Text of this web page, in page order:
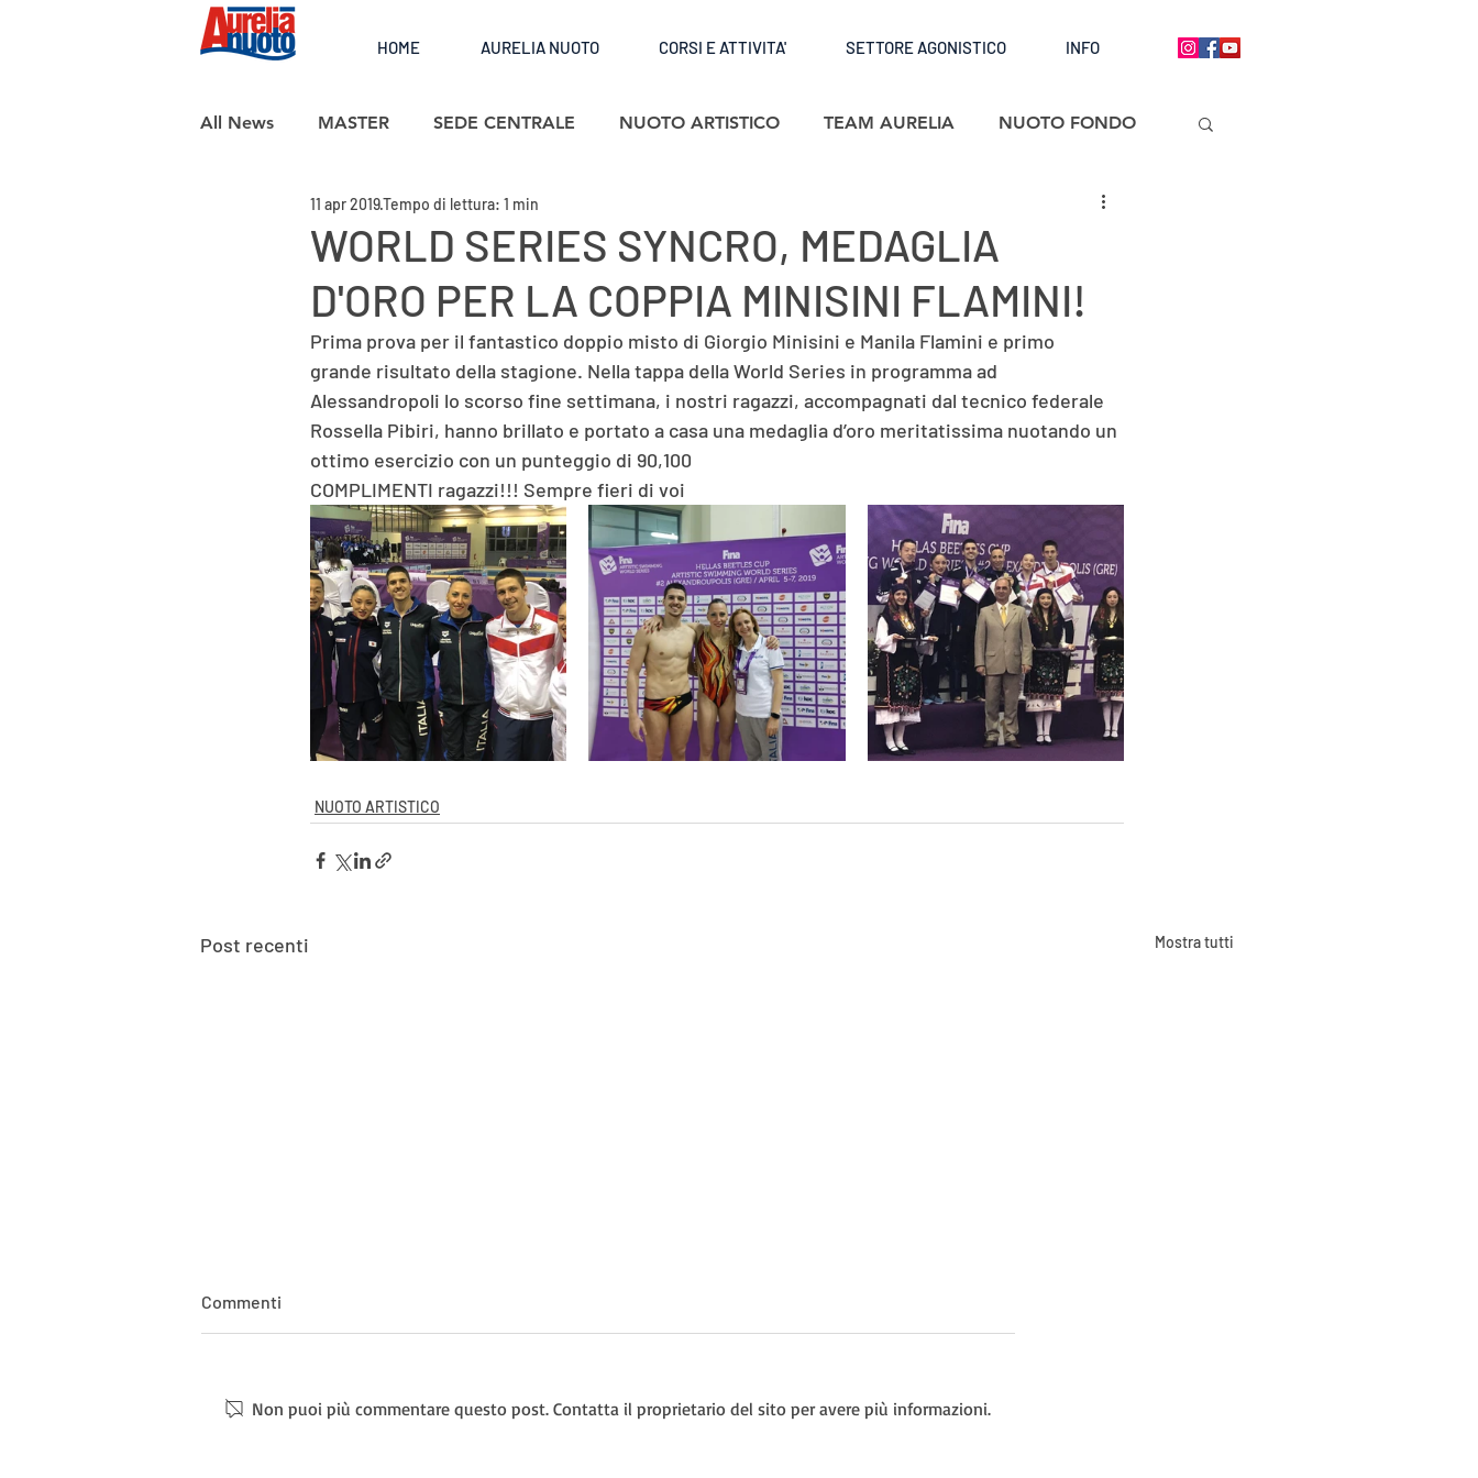
HOME AURELIA NUOTO CORSI E ATTIVITA' SETTORE AGONISTICO INFO
All News MASTER SEDE CENTRALE NUOTO ARTISTICO TEAM AURELIA NUOTO FONDO
SCUOLA NUOTO
WORLD SERIES SYNCRO, MEDAGLIA
D'ORO PER LA COPPIA MINISINI FLAMINI!
11 apr 2019Tempo di lettura: 1 min
Prima prova per il fantastico doppio misto di Giorgio Minisini e Manila Flamini e primo
grande risultato della stagione. Nella tappa della World Series in programma ad
Alessandropoli lo scorso fine settimana, i nostri ragazzi, accompagnati dal tecnico federale
Rossella Pibiri, hanno brillato e portato a casa una medaglia d’oro meritatissima nuotando un
ottimo esercizio con un punteggio di 90,100
COMPLIMENTI ragazzi!!! Sempre fieri di voi
NUOTO ARTISTICO
Post recenti Mostra tutti
Commenti
Non puoi più commentare questo post. Contatta il proprietario del sito per avere più informazioni.